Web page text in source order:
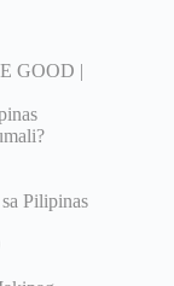
GOOD |
Pilipinas